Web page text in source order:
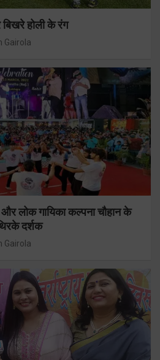
होली के रंग
Gairola
और लोक गायिका कल्पना चौहान के
दर्शक
Gairola